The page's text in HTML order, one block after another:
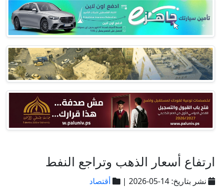
ارتفاع أسعار الذهب وتراجع النفط
نشر بتاريخ: 14-05-2026 | أقتصاد